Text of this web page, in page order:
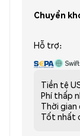
Chuyển
Hỗ trợ:
Tiền tệ
Phí thấp
Thời gian
Tốt nhất